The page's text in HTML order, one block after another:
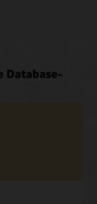
Database-